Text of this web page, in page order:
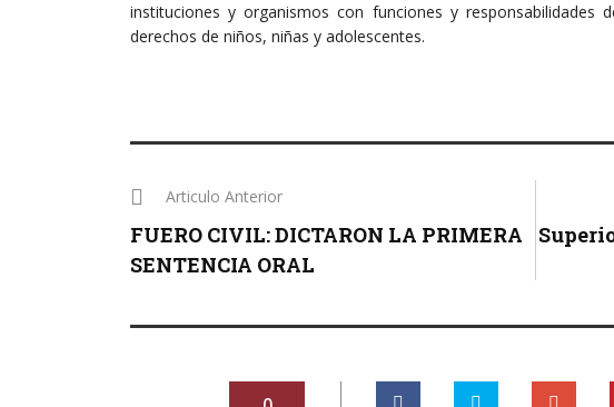
instituciones y organismos con funciones y responsabilidades
derechos de niños, niñas y adolescentes.
Articulo Anterior
FUERO CIVIL: DICTARON LA PRIMERA
SENTENCIA ORAL